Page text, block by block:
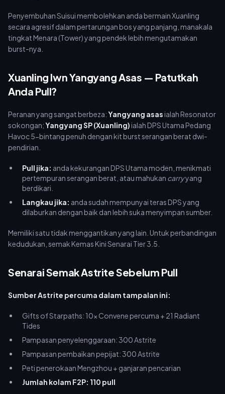
Penyembuhan Suisui membolehkan anda bermain Xuanling
secara agresif dalam pertarungan bos yang panjang, manakala
tingkat Menara (Tower) yang pendek lebih mengutamakan
burst-nya.
Xuanling lwn Yangyang Asas — Patutkah
Anda Pull?
Peranan yang sangat berbeza:Yangyang asasialah Resonator
sokongan;Yangyang SP (Xuanling)ialah DPS Utama Pedang
Havoc 5-bintang penuh dengan kit burst serangan berat dwi-
pendirian.
Pull jika: anda kekurangan DPS Utama moden, menikmati
pertempuran serangan berat, atau mahukan carryyang
berdikari.
Langkau jika: anda sudah mempunyai teras DPS yang
dilaburkan dengan baik dan lebih suka menyimpan sumber.
Memiliki satu tidak menggantikan yang lain. Untuk perbandingan
kedudukan, semak Kemas Kini Senarai Tier 3.5.
Senarai Semak Astrite Sebelum Pull
Sumber Astrite percuma dalam tampalan ini:
Gifts of Starpaths: 10x Convene percuma + 21 Radiant
Tides
Pampasan penyelenggaraan: 300 Astrite
Pampasan pembaikan pepijat: 300 Astrite
Peti penerokaan Mengzhou + ganjaran pencarian
Jumlah kolam F2P: 110 pull